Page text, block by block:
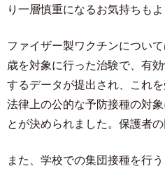
り一層慎重になるお気持ちもよ
ファイザー製ワクチンについ
歳を対象に行った治験で、有
するデータが提出され、これ
法律上の公的な予防接種の対
とが決められました。保護者
また、学校での集団接種を行